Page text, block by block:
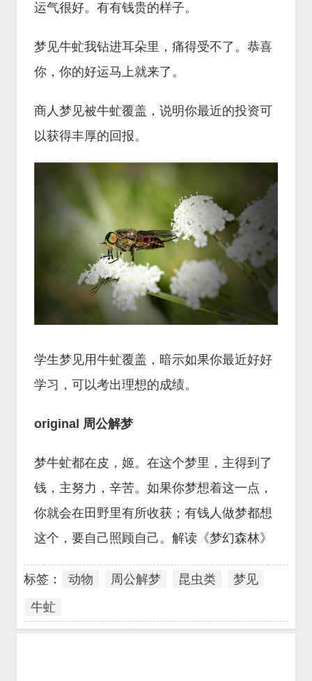
运气很好。有有钱贵的样子。
梦见牛虻我钻进耳朵里，痛得受不了。恭喜
你，你的好运马上就来了。
商人梦见被牛虻覆盖，说明你最近的投资可
以获得丰厚的回报。
学生梦见用牛虻覆盖，暗示如果你最近好好
学习，可以考出理想的成绩。
original 周公解梦
梦牛虻都在皮，姬。在这个梦里，主得到了
钱，主努力，辛苦。如果你梦想着这一点，
你就会在田野里有所收获；有钱人做梦都想
这个，要自己照顾自己。解读《梦幻森林》
标签： 动物 周公解梦 昆虫类
梦见
牛虻